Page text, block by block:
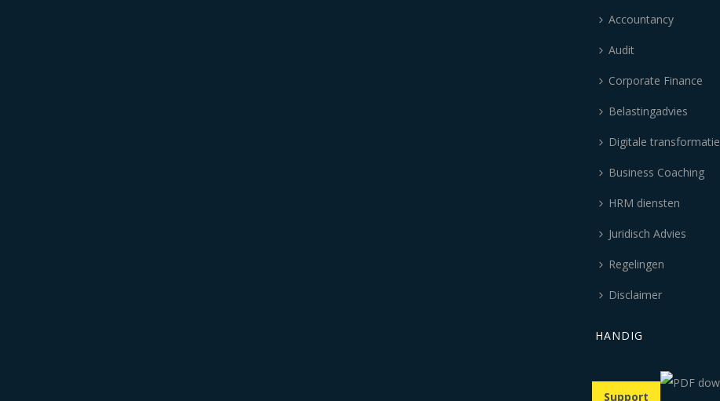
Accountancy
Audit
Corporate Finance
Belastingadvies
Digitale transformatie
Business Coaching
HRM diensten
Juridisch Advies
Regelingen
Disclaimer
HANDIG
Support